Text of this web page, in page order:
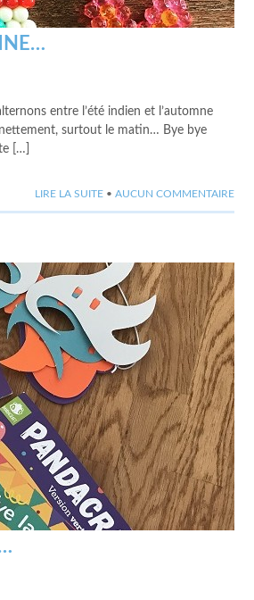
entre l’été indien et l’automne
surtout le matin… Bye bye
[…]
LIRE LA SUITE • AUCUN COMMENTAIRE